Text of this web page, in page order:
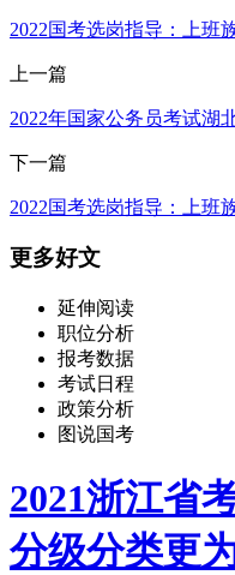
2022国考选岗指导：上班
上一篇
2022年国家公务员考试湖
下一篇
2022国考选岗指导：上班
更多好文
延伸阅读
职位分析
报考数据
考试日程
政策分析
图说国考
2021浙江省
分级分类更